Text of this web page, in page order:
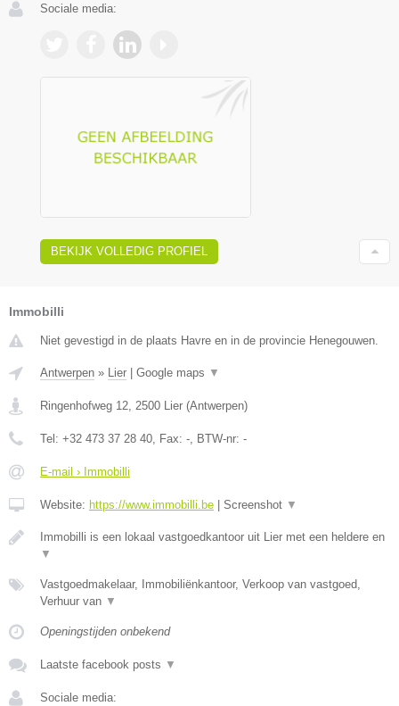
Sociale media:
BEKIJK VOLLEDIG PROFIEL
Immobilli
Niet gevestigd in de plaats Havre en in de provincie Henegouwen.
Antwerpen » Lier Google maps ▼
Ringenhofweg 12, 2500 Lier (Antwerpen)
Tel: +32 473 37 28 40, Fax: -, BTW-nr: -
E-mail › Immobilli
Website: https://www.immobilli.be Screenshot ▼
Immobilli is een lokaal vastgoedkantoor uit Lier met een heldere en
▼
Vastgoedmakelaar, Immobiliënkantoor, Verkoop van vastgoed,
Verhuur van ▼
Openingstijden onbekend
Laatste facebook posts ▼
Sociale media: